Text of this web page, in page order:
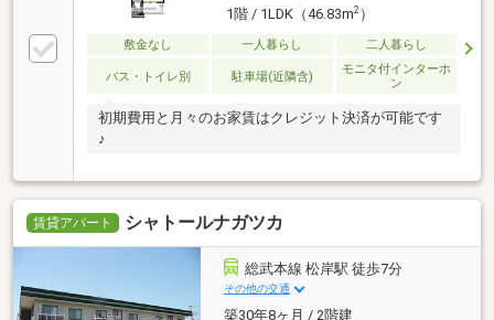
1階 / 1LDK（46.83m2）
敷金なし 一人暮らし 二人暮らし
バス・トイレ別 駐車場(近隣含)
モニタ付インターホ
ン
初期費用と月々のお家賃はクレジット決済が可能です
♪
賃貸アパート シャトールナガツカ
総武本線 松岸駅 徒歩7分
その他の交通
築30年8ヶ月 / 2階建